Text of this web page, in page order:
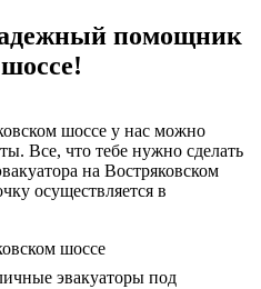
помощник
шоссе у нас можно
Все, что тебе нужно сделать
на Востряковском
осуществляется в
эвакуаторы под